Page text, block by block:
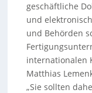
geschäftliche
und
und Behörden
internationalen
Matthias
„Sie sollten